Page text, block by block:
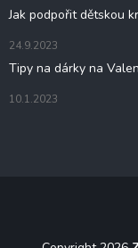
Jak podpořit dětskou
24.9.2023
Tipy na dárky na
10.1.2023